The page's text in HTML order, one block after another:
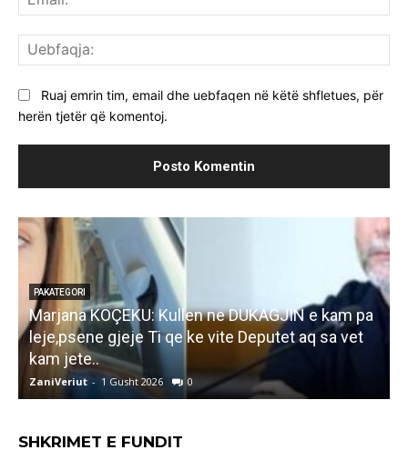
Ruaj emrin tim, email dhe uebfaqen në këtë shfletues, për
herën tjetër që komentoj.
PAKATEGORI
Marjana KOÇEKU: Kullen ne DUKAGJIN e kam pa
leje,psene gjeje Ti qe ke vite Deputet aq sa vet
kam jete..
ZaniVeriut - 1 Gusht 2026 0
SHKRIMET E FUNDIT